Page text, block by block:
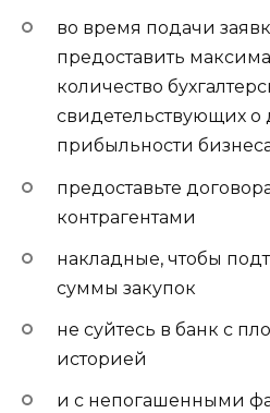
во время подачи
предоставить
количество
свидетельствующих о
прибыльности
предоставьте
контрагентами
накладные, чтобы
суммы закупок
не суйтесь в банк с
историей
и с непогашенными